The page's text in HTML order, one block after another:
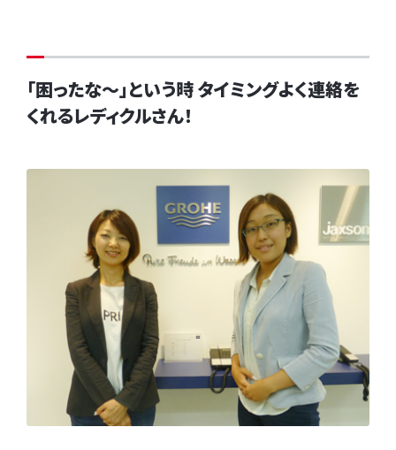
「困ったな～」という時 タイミングよく連絡を
くれるレディクルさん！